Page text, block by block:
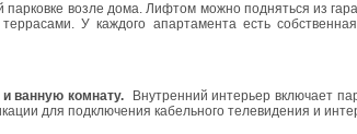
возле дома. Лифтом можно подняться из
У каждого апартамента есть
ванную комнату.
Внутренний интерьер включает
для подключения кабельного телевидения и